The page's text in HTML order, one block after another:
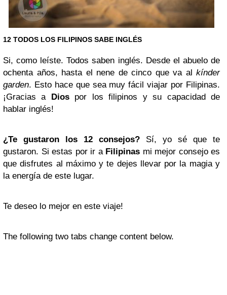
12 TODOS LOS FILIPINOS SABE INGLÉS
Si, como leíste. Todos saben inglés. Desde el abuelo de
ochenta años, hasta el nene de cinco que va al kínder
garden. Esto hace que sea muy fácil viajar por Filipinas.
¡Gracias a Diospor los filipinos y su capacidad de
hablar inglés!
¿Te gustaron los 12 consejos? Sí, yo sé que te
gustaron. Si estas por ir a Filipinas mi mejor consejo es
que disfrutes al máximo y te dejes llevar por la magia y
la energía de este lugar.
Te deseo lo mejor en este viaje!
The following two tabs change content below.